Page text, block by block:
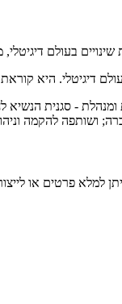
בעולם
דיגיטלי. היא
ומנהלת - סגנית
להקמה וניהול
למלא פרטים או